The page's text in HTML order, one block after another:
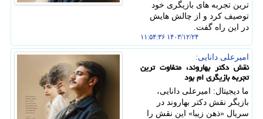
ترین تجربه های بازیگری خود
توصیف کرد و از چالش هایش
در این راه گفت.
۱۴۰۳/۱۲/۲۴ ۱۱:۵۴:۳۶
امیرعلی دانایی:
نقش دکتر بهاروند، متفاوت ترین
تجربه بازیگری ام بود
ما دیجیتال: امیرعلی دانایی،
بازیگر نقش دکتر بهاروند در
سریال «ذهن زیبا» این نقش را